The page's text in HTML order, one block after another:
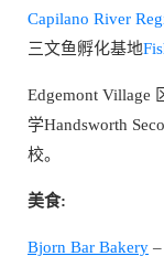
Capilano River
三文鱼孵化基地
Edgemont Village
学Handsworth
校。
美食:
Bjorn Bar Bakery